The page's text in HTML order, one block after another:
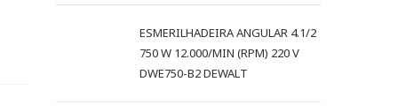
ESMERILHADEIRA ANGULAR 4.1/2
750 W 12.000/MIN (RPM) 220 V
DWE750-B2 DEWALT